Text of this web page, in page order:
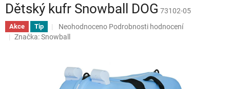
Dětský kufr Snowball DOG 73102-05
Akce Tip
Průměrné
hodnocení
5
Neohodnoceno Podrobnosti hodnocení
Značka:Snowball